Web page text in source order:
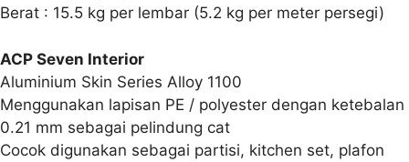
Berat : 15.5 kg per lembar (5.2 kg per meter persegi)
ACP Seven Interior
Aluminium Skin Series Alloy 1100
Menggunakan lapisan PE / polyester dengan ketebalan
0.21 mm sebagai pelindung cat
Cocok digunakan sebagai partisi, kitchen set, plafon